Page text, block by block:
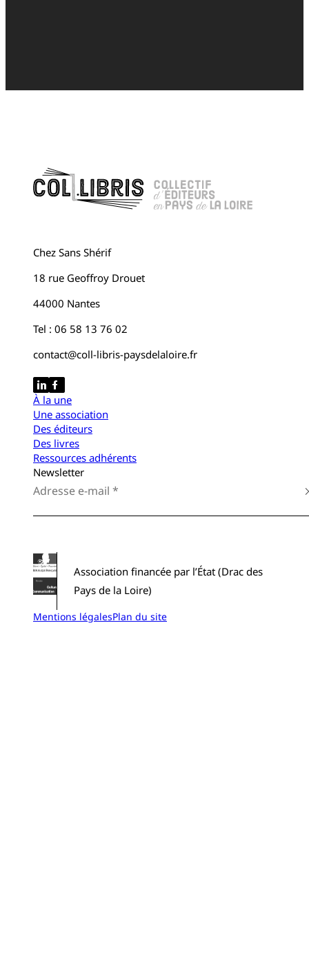
Chez Sans Shérif
18 rue Geoffroy Drouet
44000 Nantes
Tel : 06 58 13 76 02
contact@coll-libris-paysdelaloire.fr
À la une
Une association
Des éditeurs
Des livres
Ressources adhérents
Newsletter
Association financée par l’État (Drac des
Pays de la Loire)
Mentions légalesPlan du site